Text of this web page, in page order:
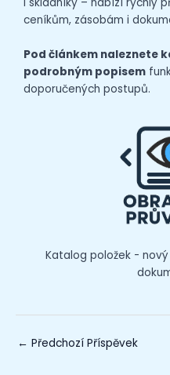
i skladníky – nabízí rychlý
ceníkům, zásobám i
Pod článkem naleznete
podrobným popisem
doporučených postupů.
Katalog položek -
← Předchozí Příspěvek